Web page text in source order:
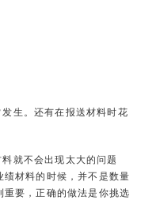
生。还有在报送材料时花
就不会出现太大的问题
材料的时候，并不是数量
要，正确的做法是你挑选